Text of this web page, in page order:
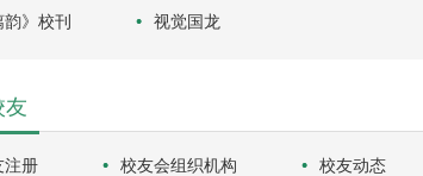
韵》校刊 视觉国龙
友
注册 校友会组织机构 校友动态